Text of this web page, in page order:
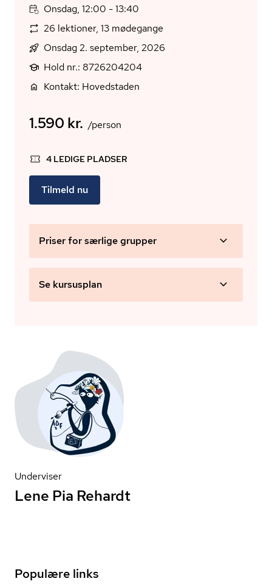
Onsdag, 12:00 - 13:40
26 lektioner, 13 mødegange
Onsdag 2. september, 2026
Hold nr.: 8726204204
Kontakt: Hovedstaden
1.590 kr. /person
4 LEDIGE PLADSER
Tilmeld nu
Priser for særlige grupper
Se kursusplan
Underviser
Lene Pia Rehardt
Populære links